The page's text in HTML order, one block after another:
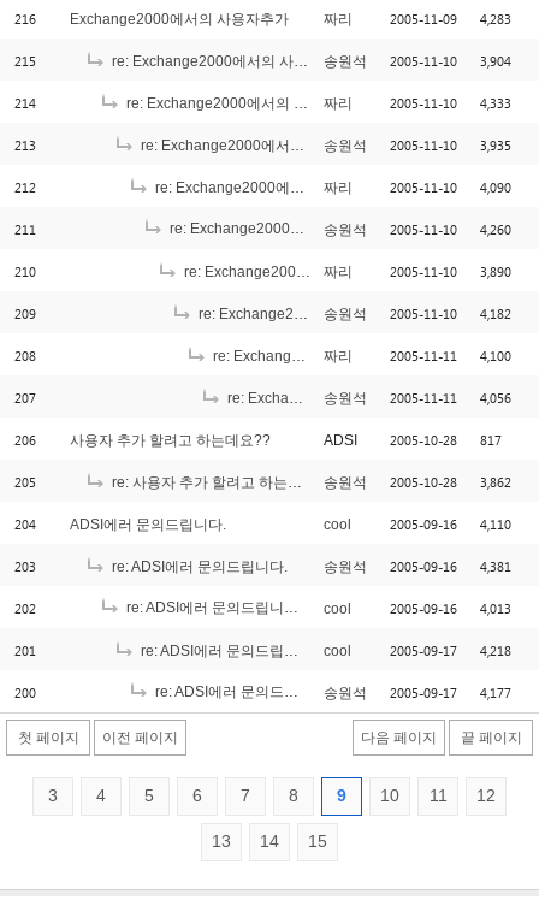
216 Exchange2000에서의 사용자추가 짜리 2005-11-09 4,283
215 re: Exchange2000에서의 사용자추가 송원석 2005-11-10 3,904
214 re: Exchange2000에서의 사용자추가 짜리 2005-11-10 4,333
213 re: Exchange2000에서의 사용자추가 송원석 2005-11-10 3,935
212 re: Exchange2000에서의 사용자추가 짜리 2005-11-10 4,090
211 re: Exchange2000에서의 사용자추가 [1]
송원석 2005-11-10 4,260
210 re: Exchange2000에서의 사용자추가 짜리 2005-11-10 3,890
209 re: Exchange2000에서의 사용자추가 송원석 2005-11-10 4,182
208 re: Exchange2000에서의 사용자추가 짜리 2005-11-11 4,100
207 re: Exchange2000에서의 사용자추가 송원석 2005-11-11 4,056
206 사용자 추가 할려고 하는데요?? ADSI 2005-10-28 817
205 re: 사용자 추가 할려고 하는데요?? 송원석 2005-10-28 3,862
204 ADSI에러 문의드립니다. cool 2005-09-16 4,110
203 re: ADSI에러 문의드립니다. 송원석 2005-09-16 4,381
202 re: ADSI에러 문의드립니다. cool 2005-09-16 4,013
201 re: ADSI에러 문의드립니다. cool 2005-09-17 4,218
200 re: ADSI에러 문의드립니다. [1]
송원석 2005-09-17 4,177
첫 페이지 이전 페이지 다음 페이지 끝 페이지
3 4 5 6 7 8 9 10 11 12
13 14 15